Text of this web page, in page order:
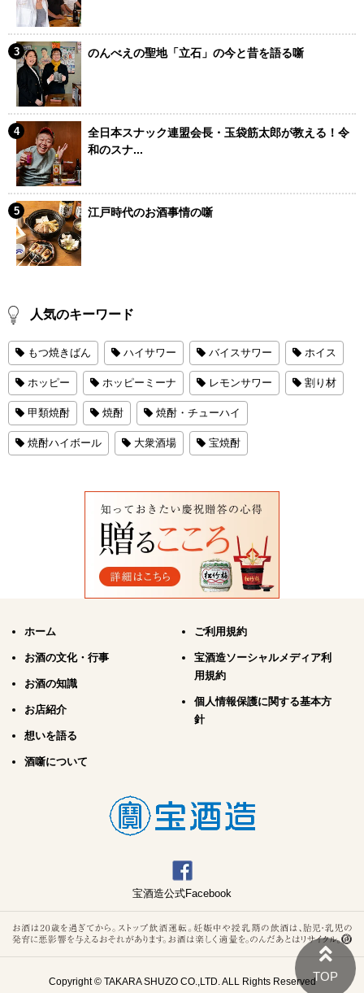
のんべえの聖地「立石」の今と昔を語る噺
全日本スナック連盟会長・玉袋筋太郎が教える！令
和のスナ...
江戸時代のお酒事情の噺
人気のキーワード
もつ焼きばん ハイサワー バイスサワー ホイス
ホッピー ホッピーミーナ レモンサワー 割り材
甲類焼酎 焼酎 焼酎・チューハイ
焼酎ハイボール 大衆酒場 宝焼酎
ホーム
お酒の文化・行事
お酒の知識
お店紹介
想いを語る
酒噺について
ご利用規約
宝酒造ソーシャルメディア利
用規約
個人情報保護に関する基本方
針
宝酒造公式Facebook
Copyright © TAKARA SHUZO CO.,LTD. ALL Rights Reserved